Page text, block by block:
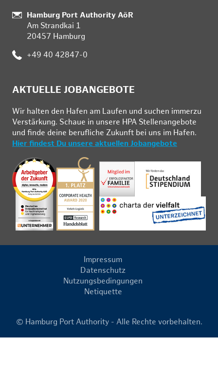
:
Hamburg Port Authority AöR
Am Strandkai 1
20457 Hamburg
: +49 40 42847-0
AKTUELLE JOBANGEBOTE
Wir hal­ten den Ha­fen am Lau­fen und su­chen im­mer­zu
Ver­stär­kung. Schau­e in un­se­re HPA Stel­len­an­ge­bo­te
und fin­de deine be­ruf­li­che Zu­kunft bei uns im Ha­fen.
Hier findest Du unsere aktuellen Jobangebote
Impressum
Datenschutz
Nutzungsbedingungen
Netiquette
© Hamburg Port Authority - Alle Rechte vorbehalten.